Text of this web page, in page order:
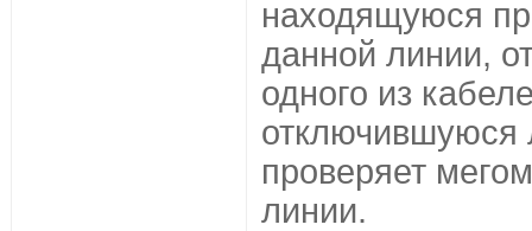
находящуюся
данной линии,
одного из
отключившуюся
проверяет
линии.